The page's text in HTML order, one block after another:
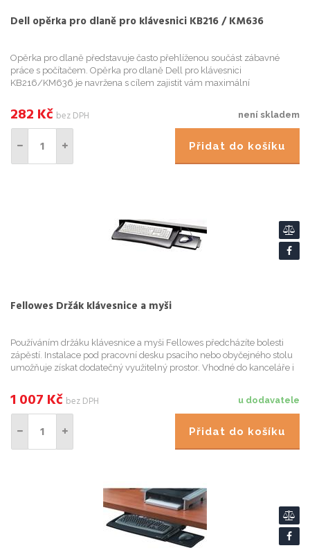
Dell opěrka pro dlaně pro klávesnici KB216 / KM636
Opěrka pro dlaně představuje často přehlíženou součást zábavné
práce s počítačem. Opěrka pro dlaně Dell pro klávesnici
KB216/KM636 je navržena s cílem zajistit vám maximální
klávesnice Del...
není skladem
282 Kč bez DPH
Přidat do košíku
Fellowes Držák klávesnice a myši
Používáním držáku klávesnice a myši Fellowes předcházíte bolesti
zápěstí. Instalace pod pracovní desku psacího nebo obyčejného stolu
umožňuje získat dodatečný využitelný prostor. Vhodné do kanceláře i
u dodavatele
1 007 Kč bez DPH
Přidat do košíku